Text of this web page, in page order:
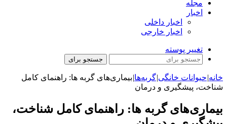
مجله
اخبار
اخبار داخلی
اخبار خارجی
تغییر پوسته
جستجو برای
خانه|حیوانات خانگی|گربه‌ها|بیماری‌های گربه‌ ها: راهنمای کامل
شناخت، پیشگیری و درمان
بیماری‌های گربه‌ ها: راهنمای کامل شناخت،